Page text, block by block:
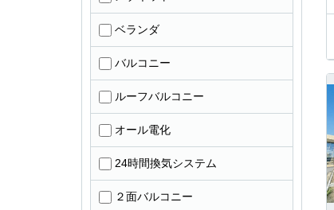
ベランダ
バルコニー
ルーフバルコニー
オール電化
24時間換気システム
２面バルコニー